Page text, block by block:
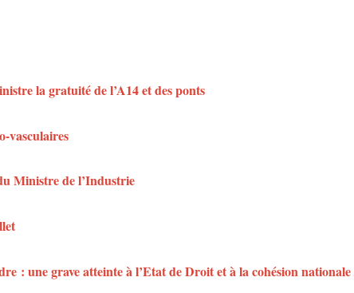
la gratuité de l’A14 et des ponts
vasculaires
Ministre de l’Industrie
: une grave atteinte à l’Etat de Droit et à la cohésion nationale